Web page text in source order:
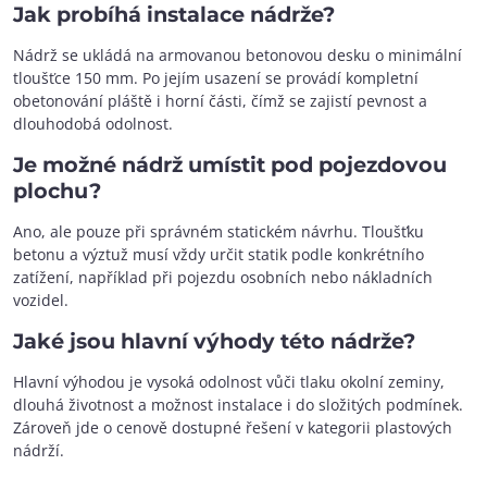
Jak probíhá instalace nádrže?
Nádrž se ukládá na armovanou betonovou desku o minimální
tloušťce 150 mm. Po jejím usazení se provádí kompletní
obetonování pláště i horní části, čímž se zajistí pevnost a
dlouhodobá odolnost.
Je možné nádrž umístit pod pojezdovou
plochu?
Ano, ale pouze při správném statickém návrhu. Tloušťku
betonu a výztuž musí vždy určit statik podle konkrétního
zatížení, například při pojezdu osobních nebo nákladních
vozidel.
Jaké jsou hlavní výhody této nádrže?
Hlavní výhodou je vysoká odolnost vůči tlaku okolní zeminy,
dlouhá životnost a možnost instalace i do složitých podmínek.
Zároveň jde o cenově dostupné řešení v kategorii plastových
nádrží.